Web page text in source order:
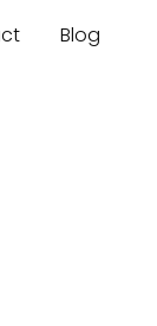
Blog